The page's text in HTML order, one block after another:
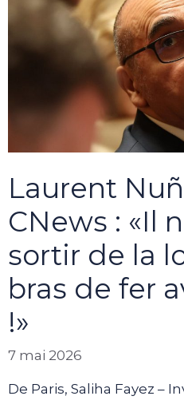
Laurent
CNews : «Il
sortir de la
bras de fer
!»
7 mai 2026
De Paris, Saliha Fayez –